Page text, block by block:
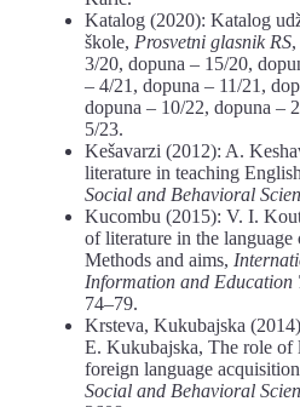
Katalog (2020): Katalog
škole, Prosvetni glasnik RS
3/20, dopuna – 15/20,
– 4/21, dopuna – 11/21,
dopuna – 10/22, dopuna –
5/23.
Kešavarzi (2012): A.
literature in teaching
Social and Behavioral
Kucombu (2015): V. I.
of literature in the language
Methods and aims,
Information and Education
74–79.
Krsteva, Kukubajska
E. Kukubajska, The role of
foreign language
Social and Behavioral